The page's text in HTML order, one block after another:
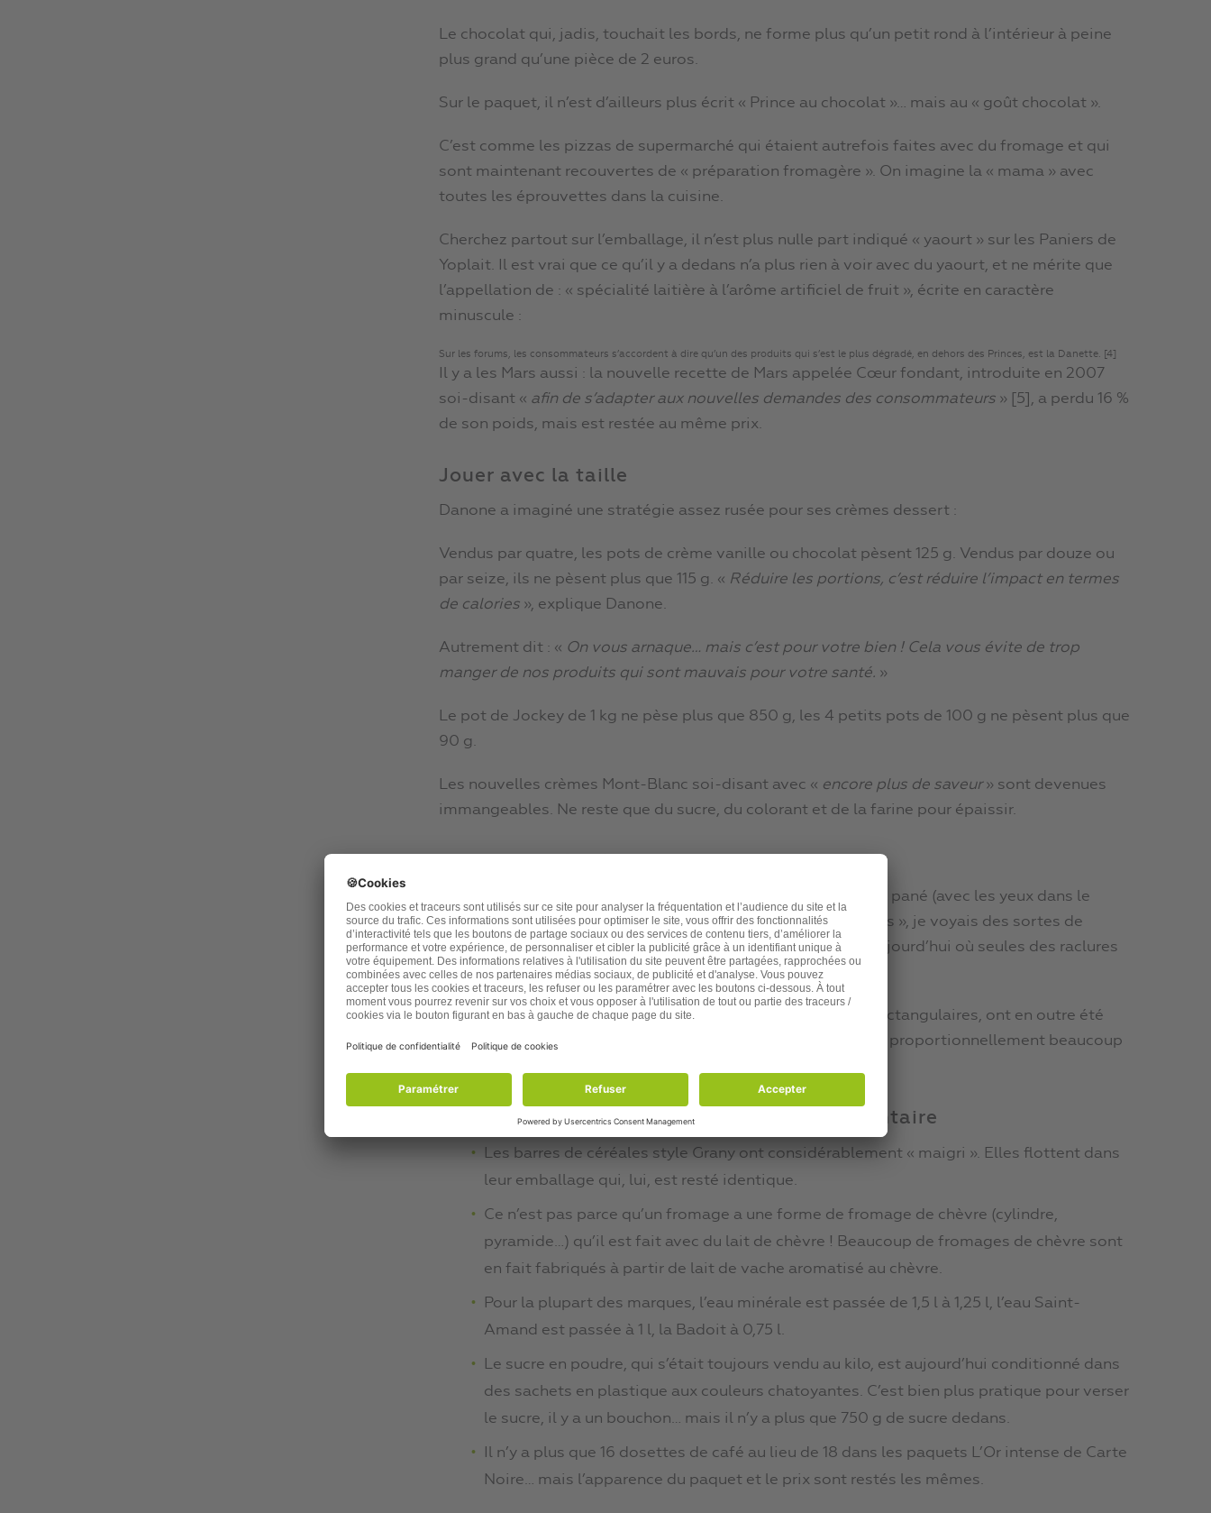
Le chocolat qui, jadis, touchait les bords, ne forme plus qu’un petit rond à l’intérieur à peine
plus grand qu’une pièce de 2 euros.
Sur le paquet, il n’est d’ailleurs plus écrit « Prince au chocolat »… mais au « goût chocolat ».
C’est comme les pizzas de supermarché qui étaient autrefois faites avec du fromage et qui
sont maintenant recouvertes de « préparation fromagère ». On imagine la « mama » avec
toutes les éprouvettes dans la cuisine.
Cherchez partout sur l’emballage, il n’est plus nulle part indiqué « yaourt » sur les Paniers de
Yoplait. Il est vrai que ce qu’il y a dedans n’a plus rien à voir avec du yaourt, et ne mérite que
l’appellation de : « spécialité laitière à l’arôme artificiel de fruit », écrite en caractère
minuscule :
Sur les forums, les consommateurs s’accordent à dire qu’un des produits qui s’est le plus dégradé, en dehors des Princes, est la Danette. [4]
Il y a les Mars aussi : la nouvelle recette de Mars appelée Cœur fondant, introduite en 2007
soi-disant « afin de s’adapter aux nouvelles demandes des consommateurs » [5], a perdu 16 %
de son poids, mais est restée au même prix.
Jouer avec la taille
Danone a imaginé une stratégie assez rusée pour ses crèmes dessert :
Vendus par quatre, les pots de crème vanille ou chocolat pèsent 125 g. Vendus par douze ou
par seize, ils ne pèsent plus que 115 g. « Réduire les portions, c’est réduire l’impact en termes
de calories », explique Danone.
Autrement dit : « On vous arnaque… mais c’est pour votre bien ! Cela vous évite de trop
manger de nos produits qui sont mauvais pour votre santé. »
Le pot de Jockey de 1 kg ne pèse plus que 850 g, les 4 petits pots de 100 g ne pèsent plus que
90 g.
Les nouvelles crèmes Mont-Blanc soi-disant avec « encore plus de saveur» sont devenues
immangeables. Ne reste que du sucre, du colorant et de la farine pour épaissir.
Quand j’étais petit, ma maman me faisait parfois du poisson pané (avec les yeux dans le
coin). Je me rappelle très nettement que, lorsque je « l’ouvrais », je voyais des sortes de
lamelles comme dans du vrai poisson. Ce n’est plus le cas aujourd’hui où seules des raclures
de poisson sont agglomérées pour faire ce genre d’aliment.
Les « croquettes » de poisson de mon enfance, qui étaient rectangulaires, ont en outre été
remplacées par le format « bâtonnet » permettant de mettre proportionnellement beaucoup
Autres « astuces » de l’industrie agro-alimentaire
Les barres de céréales style Grany ont considérablement « maigri ». Elles flottent dans
leur emballage qui, lui, est resté identique.
Ce n’est pas parce qu’un fromage a une forme de fromage de chèvre (cylindre,
pyramide…) qu’il est fait avec du lait de chèvre ! Beaucoup de fromages de chèvre sont
en fait fabriqués à partir de lait de vache aromatisé au chèvre.
Pour la plupart des marques, l’eau minérale est passée de 1,5 l à 1,25 l, l’eau Saint-
Amand est passée à 1 l, la Badoit à 0,75 l.
Le sucre en poudre, qui s’était toujours vendu au kilo, est aujourd’hui conditionné dans
des sachets en plastique aux couleurs chatoyantes. C’est bien plus pratique pour verser
le sucre, il y a un bouchon… mais il n’y a plus que 750 g de sucre dedans.
Il n’y a plus que 16 dosettes de café au lieu de 18 dans les paquets L’Or intense de Carte
Noire… mais l’apparence du paquet et le prix sont restés les mêmes.